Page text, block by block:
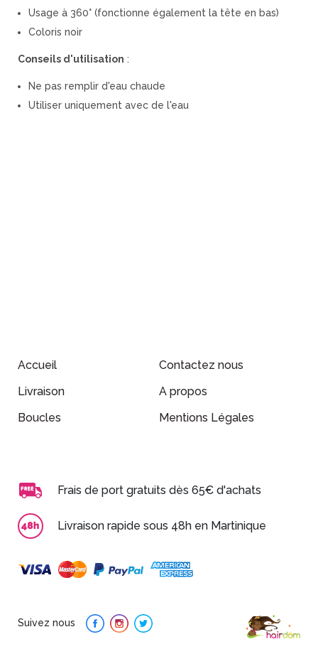
Usage à 360° (fonctionne également la tête en bas)
Coloris noir
Conseils d'utilisation :
Ne pas remplir d'eau chaude
Utiliser uniquement avec de l'eau
Accueil
Contactez nous
Livraison
A propos
Boucles
Mentions Légales
Frais de port gratuits dès 65€ d'achats
Livraison rapide sous 48h en Martinique
Suivez nous